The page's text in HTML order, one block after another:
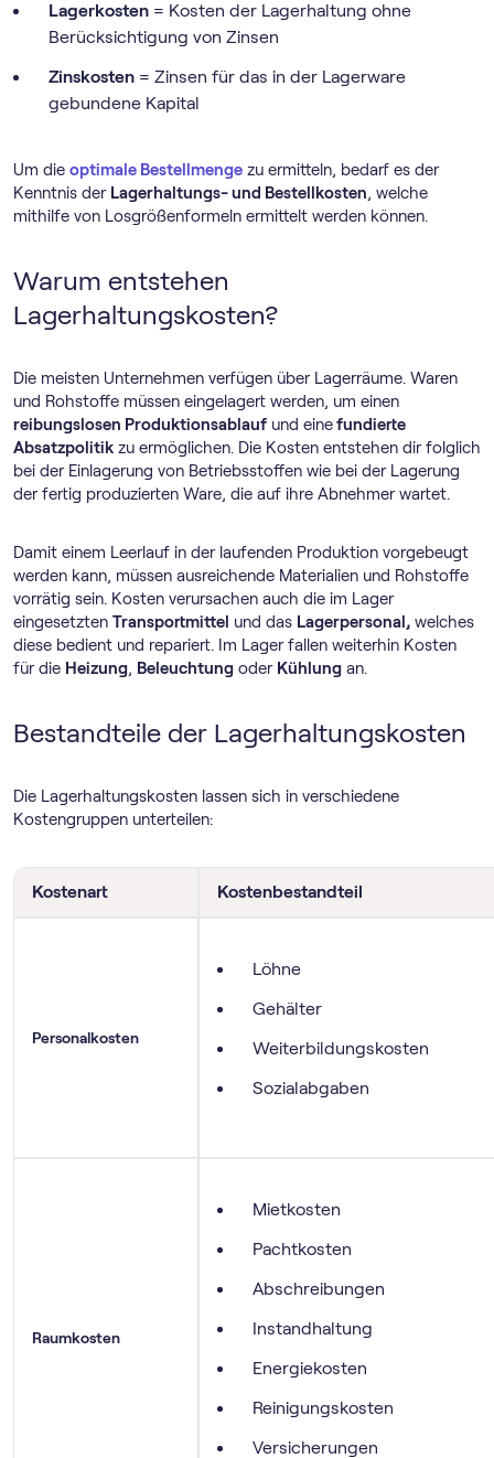
Lagerkosten = Kosten der Lagerhaltung ohne
Berücksichtigung von Zinsen
Zinskosten = Zinsen für das in der Lagerware
gebundene Kapital
Um die optimale Bestellmenge zu ermitteln, bedarf es der
Kenntnis der Lagerhaltungs- und Bestellkosten, welche
mithilfe von Losgrößenformeln ermittelt werden können.
Warum entstehen
Lagerhaltungskosten?
Die meisten Unternehmen verfügen über Lagerräume. Waren
und Rohstoffe müssen eingelagert werden, um einen
reibungslosen Produktionsablauf und einefundierte
Absatzpolitik zu ermöglichen. Die Kosten entstehen dir folglich
bei der Einlagerung von Betriebsstoffen wie bei der Lagerung
der fertig produzierten Ware, die auf ihre Abnehmer wartet.
Damit einem Leerlauf in der laufenden Produktion vorgebeugt
werden kann, müssen ausreichende Materialien und Rohstoffe
vorrätig sein. Kosten verursachen auch die im Lager
eingesetzten Transportmittel und das Lagerpersonal, welches
diese bedient und repariert. Im Lager fallen weiterhin Kosten
für die Heizung, Beleuchtung oder Kühlung an.
Bestandteile der Lagerhaltungskosten
Die Lagerhaltungskosten lassen sich in verschiedene
Kostengruppen unterteilen:
Kostenart Kostenbestandteil
Personalkosten
Löhne
Gehälter
Weiterbildungskosten
Sozialabgaben
Raumkosten
Mietkosten
Pachtkosten
Abschreibungen
Instandhaltung
Energiekosten
Reinigungskosten
Versicherungen